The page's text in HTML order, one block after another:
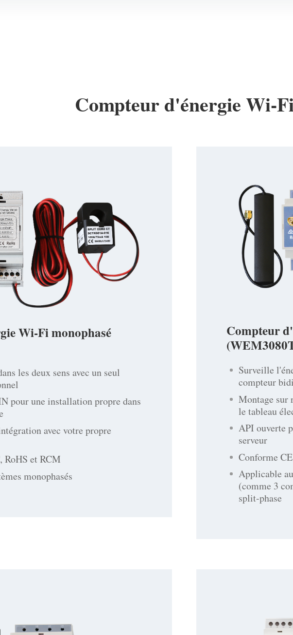
Compteur d'énergie Wi-
Compteur
Surveille
compteur
Montage sur
le tableau
API ouverte
serveur
Conforme
Applicable
(comme 3
split-phase
Wi-Fi monophasé
les deux sens avec un seul
pour une installation propre dans
avec votre propre
RoHS et RCM
monophasés